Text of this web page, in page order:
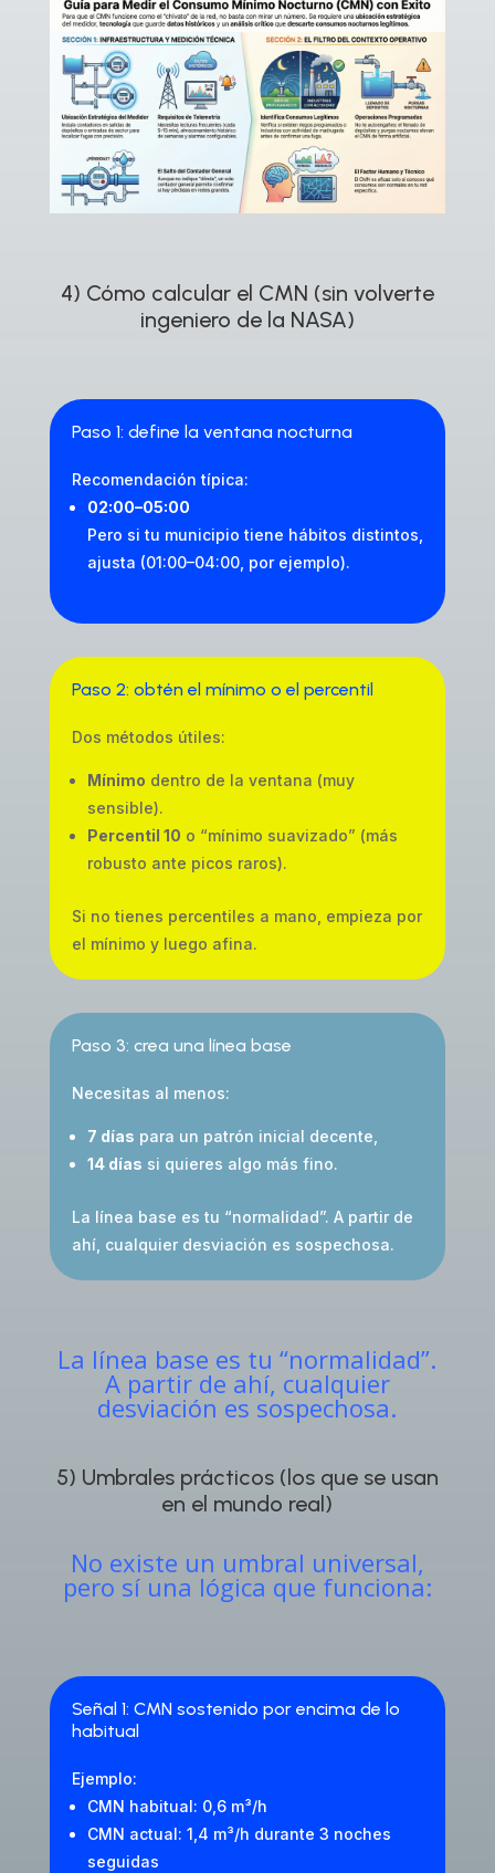
4) Cómo calcular el CMN (sin volverte
ingeniero de la NASA)
Paso 1: define la ventana nocturna
Recomendación típica:
02:00–05:00
Pero si tu municipio tiene hábitos distintos,
ajusta (01:00–04:00, por ejemplo).
Paso 2: obtén el mínimo o el percentil
Dos métodos útiles:
Mínimo dentro de la ventana (muy
sensible).
Percentil 10 o “mínimo suavizado” (más
robusto ante picos raros).
Si no tienes percentiles a mano, empieza por
el mínimo y luego afina.
Paso 3: crea una línea base
Necesitas al menos:
7 días para un patrón inicial decente,
14 días si quieres algo más fino.
La línea base es tu “normalidad”. A partir de
ahí, cualquier desviación es sospechosa.
La línea base es tu “normalidad”.
A partir de ahí, cualquier
desviación es sospechosa.
5) Umbrales prácticos (los que se usan
en el mundo real)
No existe un umbral universal,
pero sí una lógica que funciona:
Señal 1: CMN sostenido por encima de lo
habitual
Ejemplo:
CMN habitual: 0,6 m³/h
CMN actual: 1,4 m³/h durante 3 noches
seguidas